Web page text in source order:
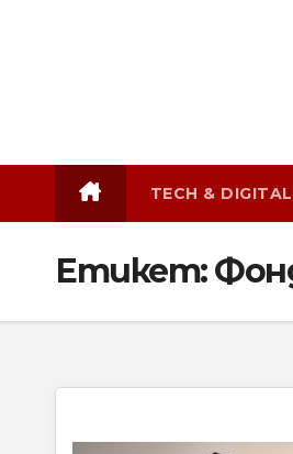
TECH & DIGITAL
Етикет: